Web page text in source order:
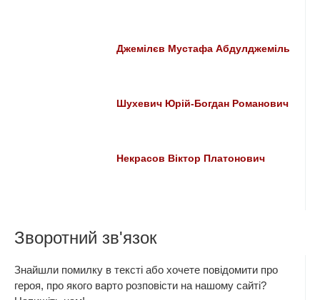
Джемілєв Мустафа Абдулджеміль
Шухевич Юрій-Богдан Романович
Некрасов Віктор Платонович
Зворотний зв'язок
Знайшли помилку в тексті або хочете повідомити про
героя, про якого варто розповісти на нашому сайті?